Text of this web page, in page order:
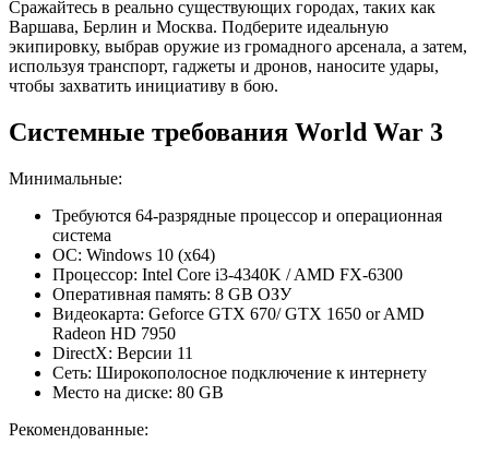
Сражайтесь в реально существующих городах, таких как
Варшава, Берлин и Москва. Подберите идеальную
экипировку, выбрав оружие из громадного арсенала, а затем,
используя транспорт, гаджеты и дронов, наносите удары,
чтобы захватить инициативу в бою.
Системные требования World War 3
Минимальные:
Требуются 64-разрядные процессор и операционная
система
ОС: Windows 10 (x64)
Процессор: Intel Core i3-4340K / AMD FX-6300
Оперативная память: 8 GB ОЗУ
Видеокарта: Geforce GTX 670/ GTX 1650 or AMD
Radeon HD 7950
DirectX: Версии 11
Сеть: Широкополосное подключение к интернету
Место на диске: 80 GB
Рекомендованные: